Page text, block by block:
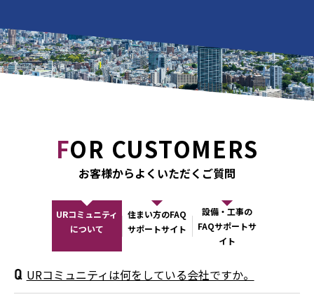
FOR CUSTOMERS
お客様からよくいただくご質問
URコミュニティ
について
住まい方のFAQ
サポートサイト
設備・工事の
FAQサポートサ
イト
質問URコミュニティは何をしている会社ですか。